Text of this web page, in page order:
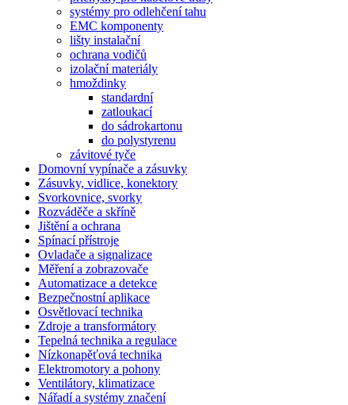
systémy pro odlehčení tahu
EMC komponenty
lišty instalační
ochrana vodičů
izolační materiály
hmoždinky
standardní
zatloukací
do sádrokartonu
do polystyrenu
závitové tyče
Domovní vypínače a zásuvky
Zásuvky, vidlice, konektory
Svorkovnice, svorky
Rozváděče a skříně
Jištění a ochrana
Spínací přístroje
Ovladače a signalizace
Měření a zobrazovače
Automatizace a detekce
Bezpečnostní aplikace
Osvětlovací technika
Zdroje a transformátory
Tepelná technika a regulace
Nízkonapěťová technika
Elektromotory a pohony
Ventilátory, klimatizace
Nářadí a systémy značení